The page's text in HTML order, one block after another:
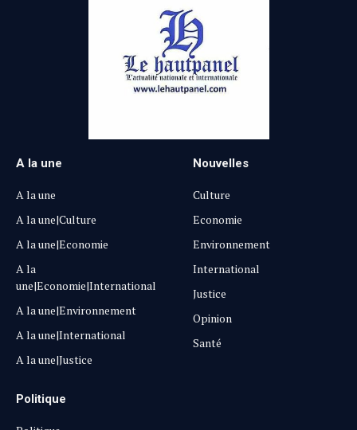
A la une
A la une
A la une|Culture
A la une|Economie
A la
une|Economie|International
A la une|Environnement
A la une|International
A la une|Justice
Nouvelles
Culture
Economie
Environnement
International
Justice
Opinion
Santé
Politique